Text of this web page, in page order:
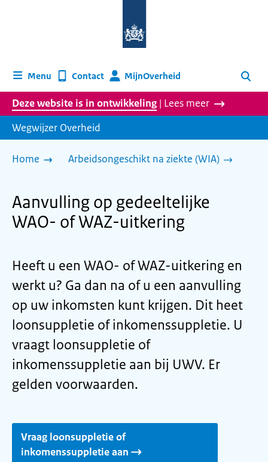
homepage
Menu Contact MijnOverheid Zoeken
Deze website is in ontwikkeling | Lees meer
Wegwijzer Overheid
Home Arbeidsongeschikt na ziekte (WIA)
Aanvulling op gedeeltelijke
WAO- of WAZ-uitkering
Heeft u een WAO- of WAZ-uitkering en
werkt u? Ga dan na of u een aanvulling
op uw inkomsten kunt krijgen. Dit heet
loonsuppletie of inkomenssuppletie. U
vraagt loonsuppletie of
inkomenssuppletie aan bij UWV. Er
gelden voorwaarden.
Vraag loonsuppletie of
inkomenssuppletie aan